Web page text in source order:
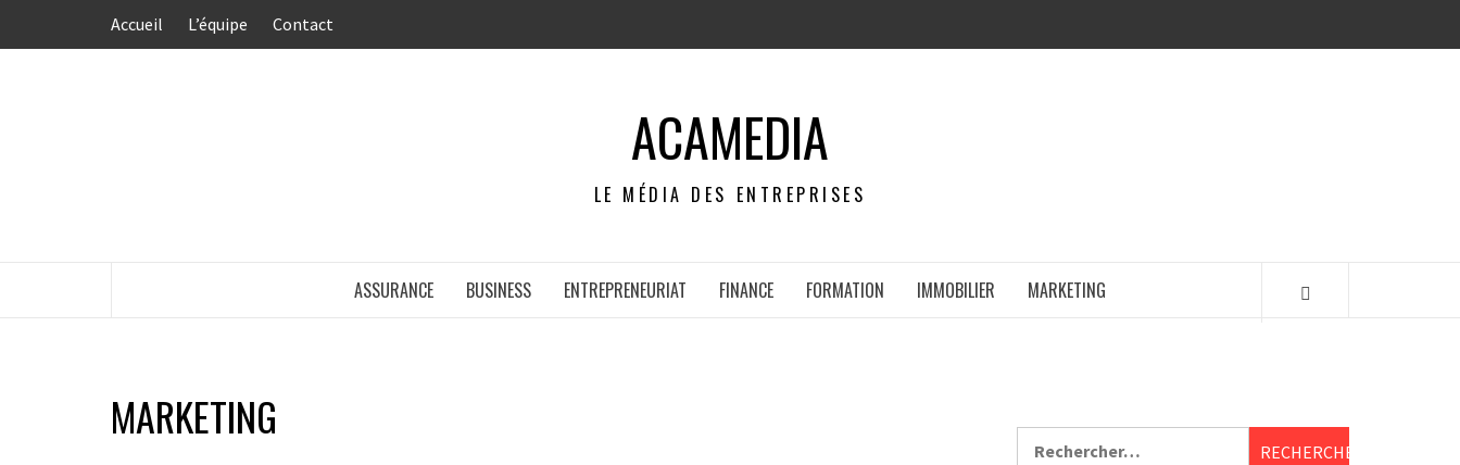
Accueil L’équipe Contact
ACAMEDIA
LE MÉDIA DES ENTREPRISES
ASSURANCE BUSINESS ENTREPRENEURIAT FINANCE FORMATION IMMOBILIER MARKETING
MARKETING